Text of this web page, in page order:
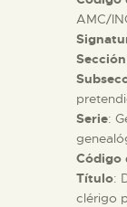
█
AMC/
Sección
Serie:
Código
Título:
clérigo